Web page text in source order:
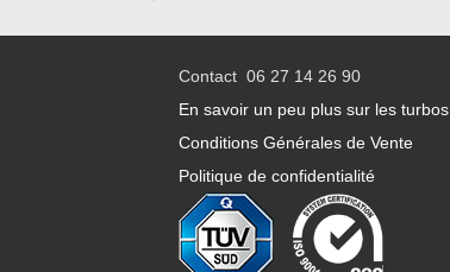
Contact 06 27 14 26 90
En savoir un peu plus sur les turbos
Conditions Générales de Vente
Politique de confidentialité